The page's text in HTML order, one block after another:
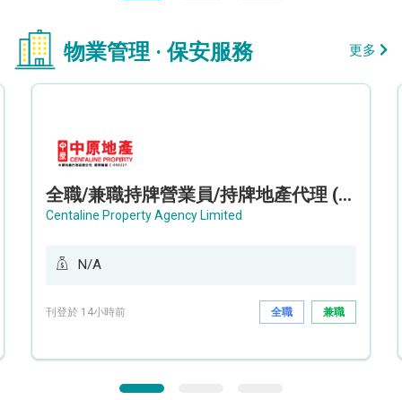
物業管理 · 保安服務 更多
全職/兼職持牌營業員/持牌地產代理 (長沙灣/將軍澳/油塘)
Centaline Property Agency Limited
N/A
刊登於 14小時前 全職 兼職